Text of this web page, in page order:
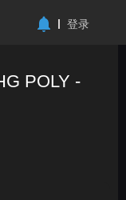
登录
POLY -